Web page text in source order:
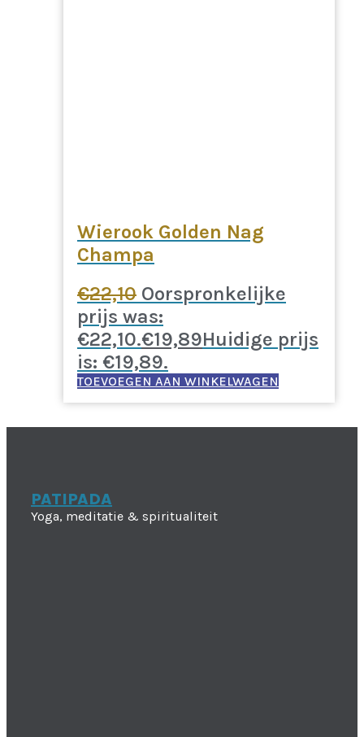
Wierook Golden Nag
Champa
€22,10 Oorspronkelijke
prijs was:
€22,10.€19,89Huidige prijs
is: €19,89.
TOEVOEGEN AAN WINKELWAGEN
PATIPADA
Yoga, meditatie & spiritualiteit